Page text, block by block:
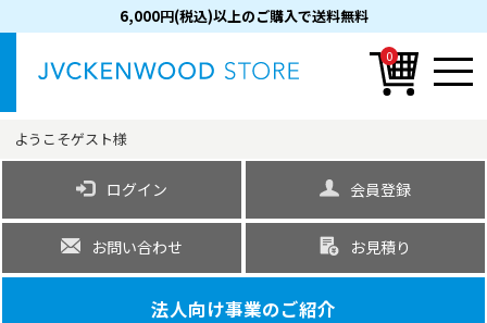
6,000円(税込)以上のご購入で送料無料
0
ようこそゲスト様
ログイン 会員登録
お問い合わせ お見積り
法人向け事業のご紹介